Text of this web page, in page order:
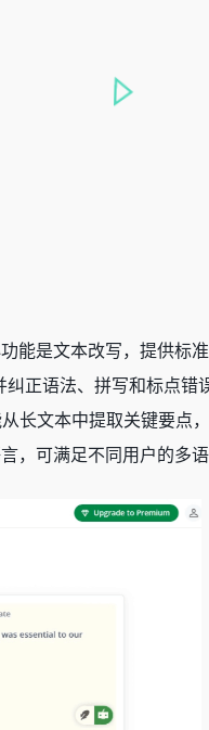
能是文本改写，提供标
正语法、拼写和标点
长文本中提取关键要点
可满足不同用户的多语